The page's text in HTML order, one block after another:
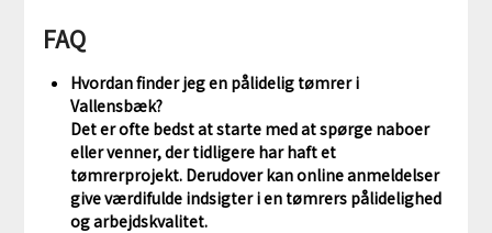
FAQ
Hvordan finder jeg en pålidelig tømrer i
Vallensbæk?
Det er ofte bedst at starte med at spørge naboer
eller venner, der tidligere har haft et
tømrerprojekt. Derudover kan online anmeldelser
give værdifulde indsigter i en tømrers pålidelighed
og arbejdskvalitet.